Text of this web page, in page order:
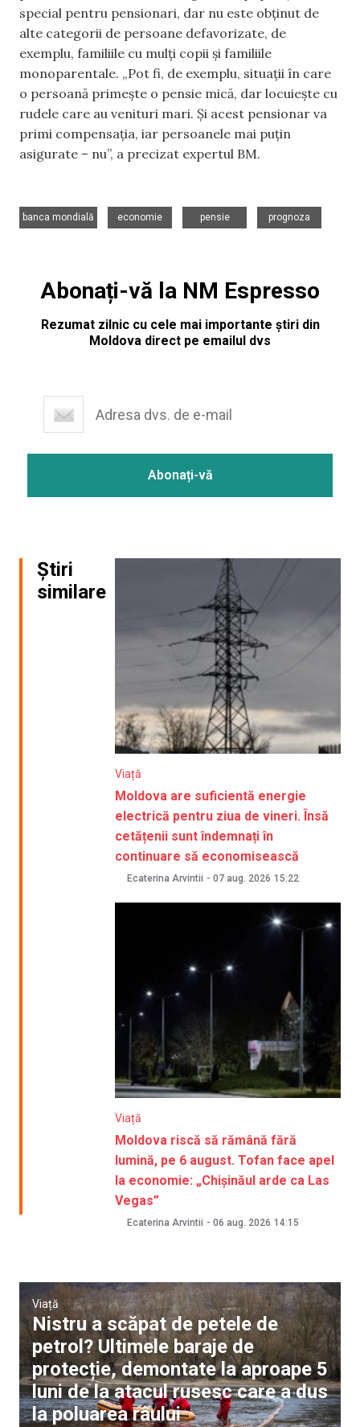
special pentru pensionari, dar nu este obținut de
alte categorii de persoane defavorizate, de
exemplu, familiile cu mulți copii și familiile
monoparentale. „Pot fi, de exemplu, situații în care
o persoană primește o pensie mică, dar locuiește cu
rudele care au venituri mari. Și acest pensionar va
primi compensația, iar persoanele mai puțin
asigurate – nu”, a precizat expertul BM.
banca mondială
economie
pensie
prognoza
Abonați-vă la NM Espresso
Rezumat zilnic cu cele mai importante știri din
Moldova direct pe emailul dvs
Știri
similare
Viață
Moldova are suficientă energie
electrică pentru ziua de vineri. Însă
cetățenii sunt îndemnați în
continuare să economisească
Ecaterina Arvintii - 07 aug. 2026 15:22
Viață
Moldova riscă să rămână fără
lumină, pe 6 august. Tofan face apel
la economie: „Chișinăul arde ca Las
Vegas”
Ecaterina Arvintii - 06 aug. 2026 14:15
Viață
Nistru a scăpat de petele de
petrol? Ultimele baraje de
protecție, demontate la aproape 5
luni de la atacul rusesc care a dus
la poluarea râului